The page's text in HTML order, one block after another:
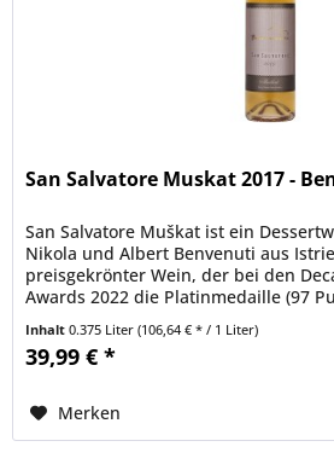
San Salvatore Muskat 2017 -
San Salvatore Muškat ist ein
Nikola und Albert Benvenuti aus
preisgekrönter Wein, der bei den
Awards 2022 die Platinmedaille (97
Inhalt0.375 Liter(106,64 € * / 1 Liter)
39,99 € *
Merken